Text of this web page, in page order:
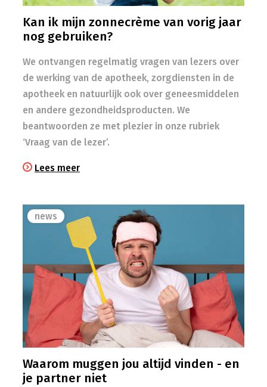
Kan ik mijn zonnecrème van vorig jaar
nog gebruiken?
We ontvangen regelmatig vragen van lezers over
de werking van de apotheek, zorgdiensten in de
apotheek en natuurlijk ook over geneesmiddelen
en andere gezondheidsproducten. We
beantwoorden ze met plezier in onze rubriek
‘Vraag van de lezer’.
Lees meer
news
Waarom muggen jou altijd vinden - en
je partner niet